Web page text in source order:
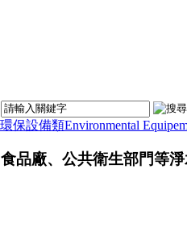
環保設備類Environmental
品廠、公共衛生部門等